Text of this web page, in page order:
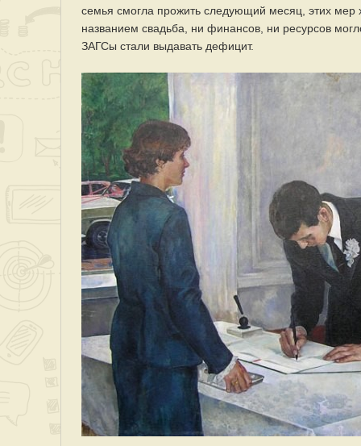
семья смогла прожить следующий месяц, этих мер
названием свадьба, ни финансов, ни ресурсов
ЗАГСы стали выдавать дефицит.